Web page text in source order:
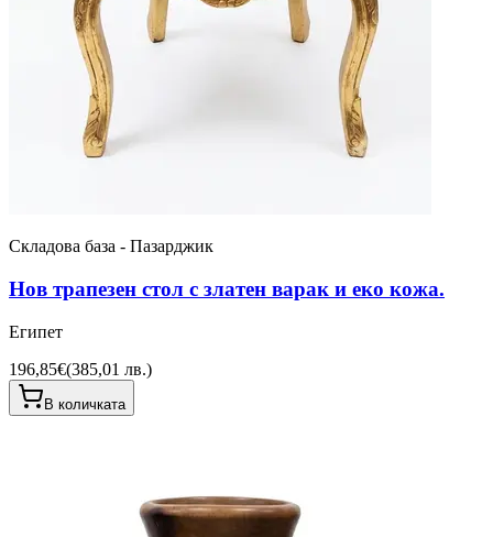
Складова база - Пазарджик
Нов трапезен стол с златен варак и еко кожа.
Египет
196,85€(385,01 лв.)
В количката